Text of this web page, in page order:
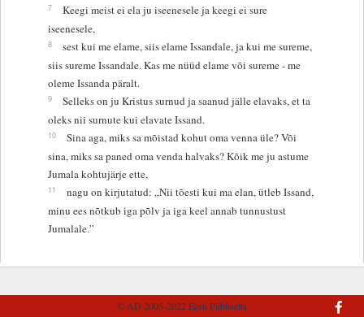
7
Keegi meist ei ela ju iseenesele ja keegi ei sure
iseenesele,
8
sest kui me elame, siis elame Issandale, ja kui me sureme,
siis sureme Issandale. Kas me nüüd elame või sureme - me
oleme Issanda päralt.
9
Selleks on ju Kristus surnud ja saanud jälle elavaks, et ta
oleks nii surnute kui elavate Issand.
10
Sina aga, miks sa mõistad kohut oma venna üle? Või
sina, miks sa paned oma venda halvaks? Kõik me ju astume
Jumala kohtujärje ette,
11
nagu on kirjutatud: „Nii tõesti kui ma elan, ütleb Issand,
minu ees nõtkub iga põlv ja iga keel annab tunnustust
Jumalale.”
© AD 2005-2022Eesti Piibliselts